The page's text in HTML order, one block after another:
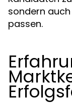
sondern
passen.